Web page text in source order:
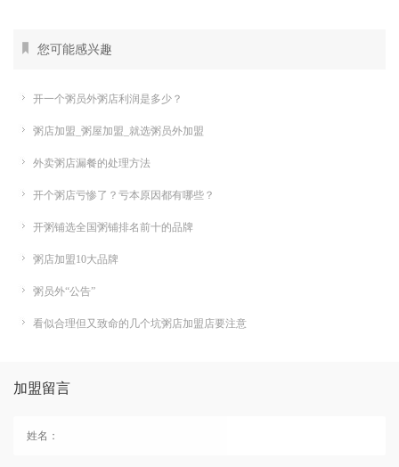
您可能感兴趣
开一个粥员外粥店利润是多少？
粥店加盟_粥屋加盟_就选粥员外加盟
外卖粥店漏餐的处理方法
开个粥店亏惨了？亏本原因都有哪些？
开粥铺选全国粥铺排名前十的品牌
粥店加盟10大品牌
粥员外“公告”
看似合理但又致命的几个坑粥店加盟店要注意
加盟留言